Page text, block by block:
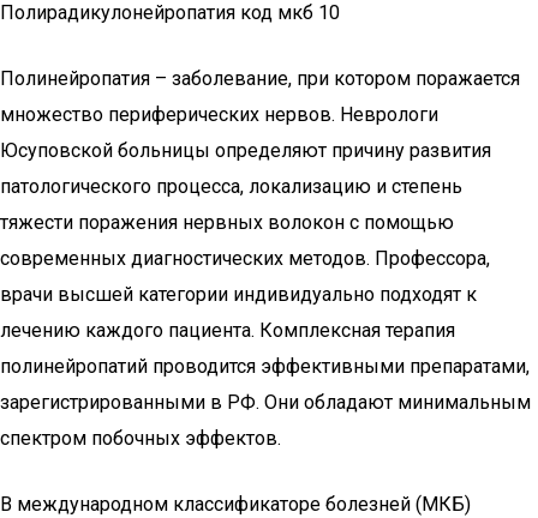
Полирадикулонейропатия код мкб 10
Полинейропатия – заболевание, при котором поражается
множество периферических нервов. Неврологи
Юсуповской больницы определяют причину развития
патологического процесса, локализацию и степень
тяжести поражения нервных волокон с помощью
современных диагностических методов. Профессора,
врачи высшей категории индивидуально подходят к
лечению каждого пациента. Комплексная терапия
полинейропатий проводится эффективными препаратами,
зарегистрированными в РФ. Они обладают минимальным
спектром побочных эффектов.
В международном классификаторе болезней (МКБ)